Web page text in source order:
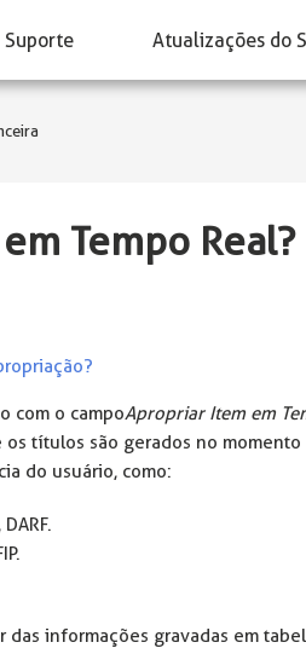
Suporte Atualizações do
Tempo Real?
com o campoApropriar Item em
títulos são gerados no
do usuário, como:
informações gravadas em